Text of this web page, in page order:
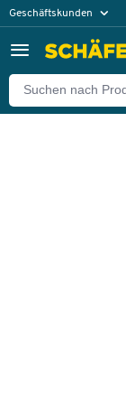
Geschäftskunden
Zurück